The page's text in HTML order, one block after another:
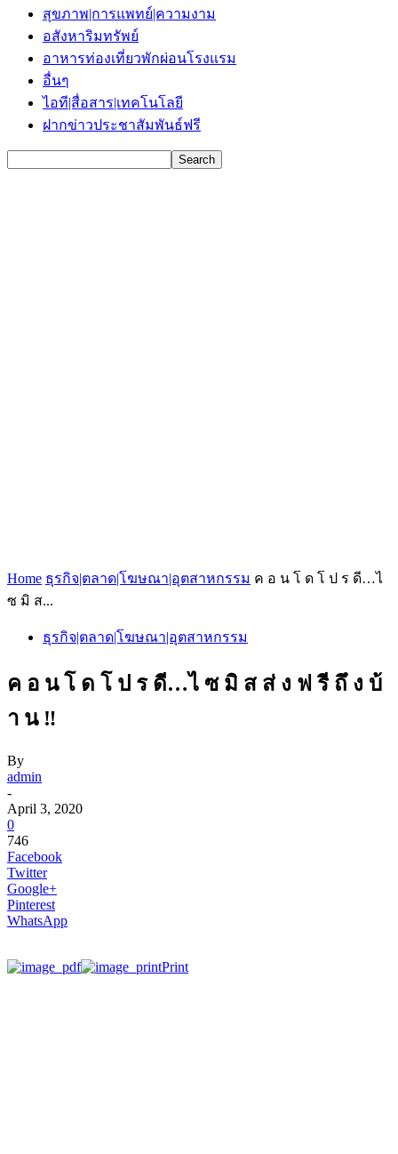
สุขภาพ|การแพทย์|ความงาม
อสังหาริมทรัพย์
อาหารท่องเที่ยวพักผ่อนโรงแรม
อื่นๆ
ไอที|สื่อสาร|เทคโนโลยี
ฝากข่าวประชาสัมพันธ์ฟรี
Home ธุรกิจ|ตลาด|โฆษณา|อุตสาหกรรม ค อ น โ ด โ ป ร ดี…ไ
ซ มิ ส...
ธุรกิจ|ตลาด|โฆษณา|อุตสาหกรรม
ค อ น โ ด โ ป ร ดี…ไ ซ มิ ส ส่ ง ฟ รี ถึ ง บ้
า น ‼️
By
admin
-
April 3, 2020
0
746
Facebook
Twitter
Google+
Pinterest
WhatsApp
Print